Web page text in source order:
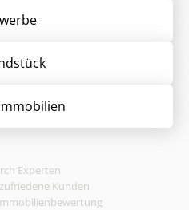
Experten
Kunden